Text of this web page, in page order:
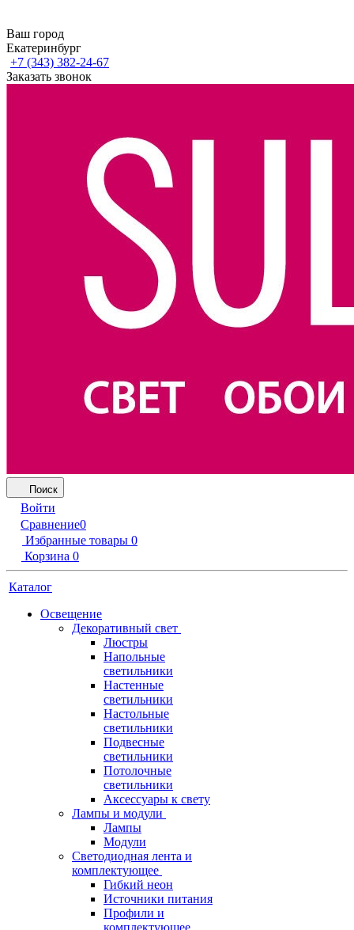
Ваш город
Екатеринбург
+7 (343) 382-24-67
Заказать звонок
Поиск
Войти
Сравнение0
Избранные товары 0
Корзина 0
Каталог
Освещение
Декоративный свет
Люстры
Напольные
светильники
Настенные
светильники
Настольные
светильники
Подвесные
светильники
Потолочные
светильники
Аксессуары к свету
Лампы и модули
Лампы
Модули
Светодиодная лента и
комплектующее
Гибкий неон
Источники питания
Профили и
комплектующее